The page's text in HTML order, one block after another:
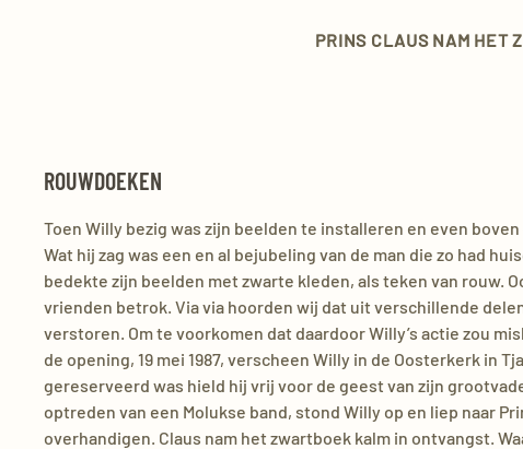
PRINS CLAUS NAM HET
ROUWDOEKEN
Toen Willy bezig was zijn beelden te installeren en even
Wat hij zag was een en al bejubeling van de man die zo had
bedekte zijn beelden met zwarte kleden, als teken van rouw.
vrienden betrok. Via via hoorden wij dat uit verschillende
verstoren. Om te voorkomen dat daardoor Willy’s actie zou
de opening, 19 mei 1987, verscheen Willy in de Oosterkerk in
gereserveerd was hield hij vrij voor de geest van zijn
optreden van een Molukse band, stond Willy op en liep naar
overhandigen. Claus nam het zwartboek kalm in ontvangst.